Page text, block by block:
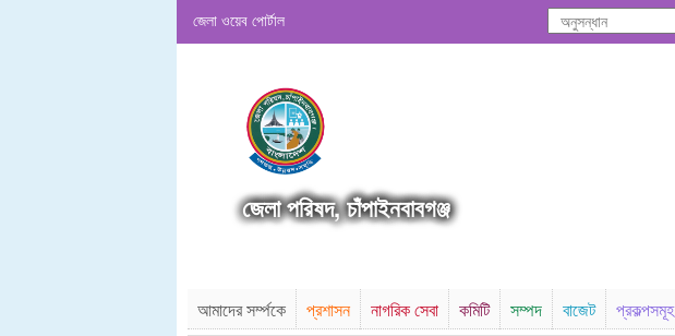
জেলা ওয়েব পোর্টাল
জেলা পরিষদ, চাঁপাইনবাবগঞ্জ
আমাদের সর্ম্পকে প্রশাসন নাগরিক সেবা কমিটি সম্পদ বাজেট প্রকল্পসমূহ